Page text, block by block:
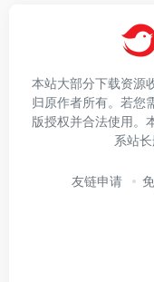
本站大部分下载资源
归原作者所有。若您
版授权并合法使用。
系站
友链申请